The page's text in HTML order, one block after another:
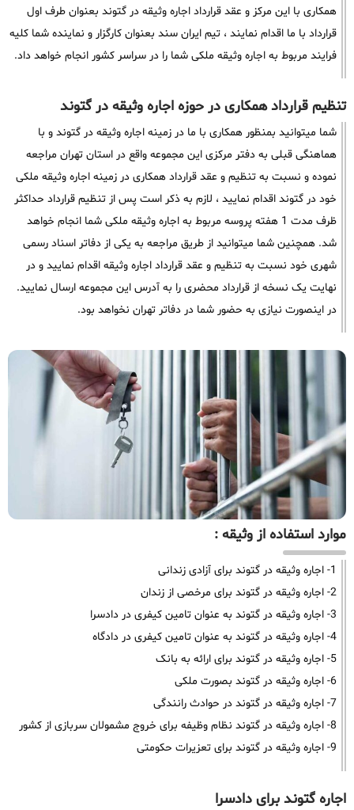
همکاری با این مرکز و عقد قرارداد اجاره وثیقه در گتوند بعنوان طرف اول
قرارداد با ما اقدام نمایند ، تیم ایران سند بعنوان کارگزار و نماینده شما کلیه
فرایند مربوط به اجاره وثیقه ملکی شما را در سراسر کشور انجام خواهد داد.
تنظیم قرارداد همکاری در حوزه اجاره وثیقه در گتوند
شما میتوانید بمنظور همکاری با ما در زمینه اجاره وثیقه در گتوند و با
هماهنگی قبلی به دفتر مرکزی این مجموعه واقع در استان تهران مراجعه
نموده و نسبت به تنظیم و عقد قرارداد همکاری در زمینه اجاره وثیقه ملکی
خود در گتوند اقدام نمایید ، لازم به ذکر است پس از تنظیم قرارداد حداکثر
ظرف مدت 1 هفته پروسه مربوط به اجاره وثیقه ملکی شما انجام خواهد
شد. همچنین شما میتوانید از طریق مراجعه به یکی از دفاتر اسناد رسمی
شهری خود نسبت به تنظیم و عقد قرارداد اجاره وثیقه اقدام نمایید و در
نهایت یک نسخه از قرارداد محضری را به آدرس این مجموعه ارسال نمایید.
در اینصورت نیازی به حضور شما در دفاتر تهران نخواهد بود.
موارد استفاده از وثیقه :
1- اجاره وثیقه در گتوند برای آزادی زندانی
2- اجاره وثیقه در گتوند برای مرخصی از زندان
3- اجاره وثیقه در گتوند به عنوان تامین کیفری در دادسرا
4- اجاره وثیقه در گتوند به عنوان تامین کیفری در دادگاه
5- اجاره وثیقه در گتوند برای ارائه به بانک
6- اجاره وثیقه در گتوند بصورت ملکی
7- اجاره وثیقه در گتوند در حوادث رانندگی
8- اجاره وثیقه در گتوند نظام وظیفه برای خروج مشمولان سربازی از کشور
9- اجاره وثیقه در گتوند برای تعزیرات حکومتی
اجاره گتوند برای دادسرا